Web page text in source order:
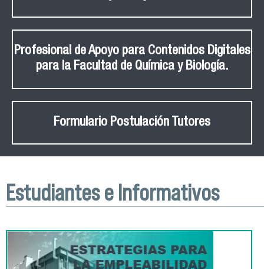
Profesional de Apoyo para Contenidos Digitales
para la Facultad de Química y Biología.
Formulario Postulación Tutores
Estudiantes e Informativos